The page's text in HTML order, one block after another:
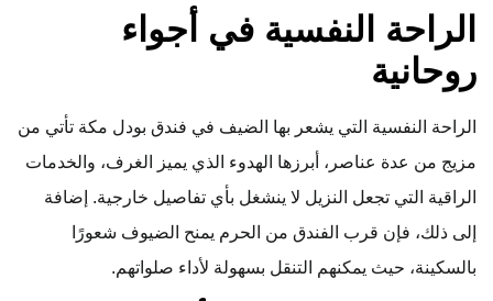
الراحة النفسية في أجواء
روحانية
الراحة النفسية التي يشعر بها الضيف في فندق بودل مكة تأتي من
مزيج من عدة عناصر، أبرزها الهدوء الذي يميز الغرف، والخدمات
الراقية التي تجعل النزيل لا ينشغل بأي تفاصيل خارجية. إضافة
إلى ذلك، فإن قرب الفندق من الحرم يمنح الضيوف شعورًا
بالسكينة، حيث يمكنهم التنقل بسهولة لأداء صلواتهم.